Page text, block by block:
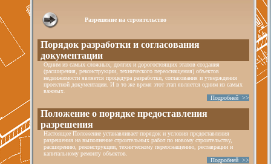
Разрешение на строительство
Порядок разработки и согласования
документации
Одним из самых сложных, долгих и дорогостоящих этапов создания
(расширения, реконструкции, технического переоснащения) объектов
недвижимости является процедура разработки, согласования и утверждения
проектной документации. И в то же время этот этап является одним из самых
важных.
Подробней >>
Положение о порядке предоставления
разрешения
Настоящее Положение устанавливает порядок и условия предоставления
разрешения на выполнение строительных работ по новому строительству,
расширению, реконструкции, техническому переоснащению, реставрации и
капитальному ремонту объектов.
Подробней >>